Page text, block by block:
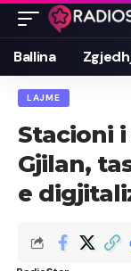
Ballina
LAJME
Stacioni
Gjilan,
e